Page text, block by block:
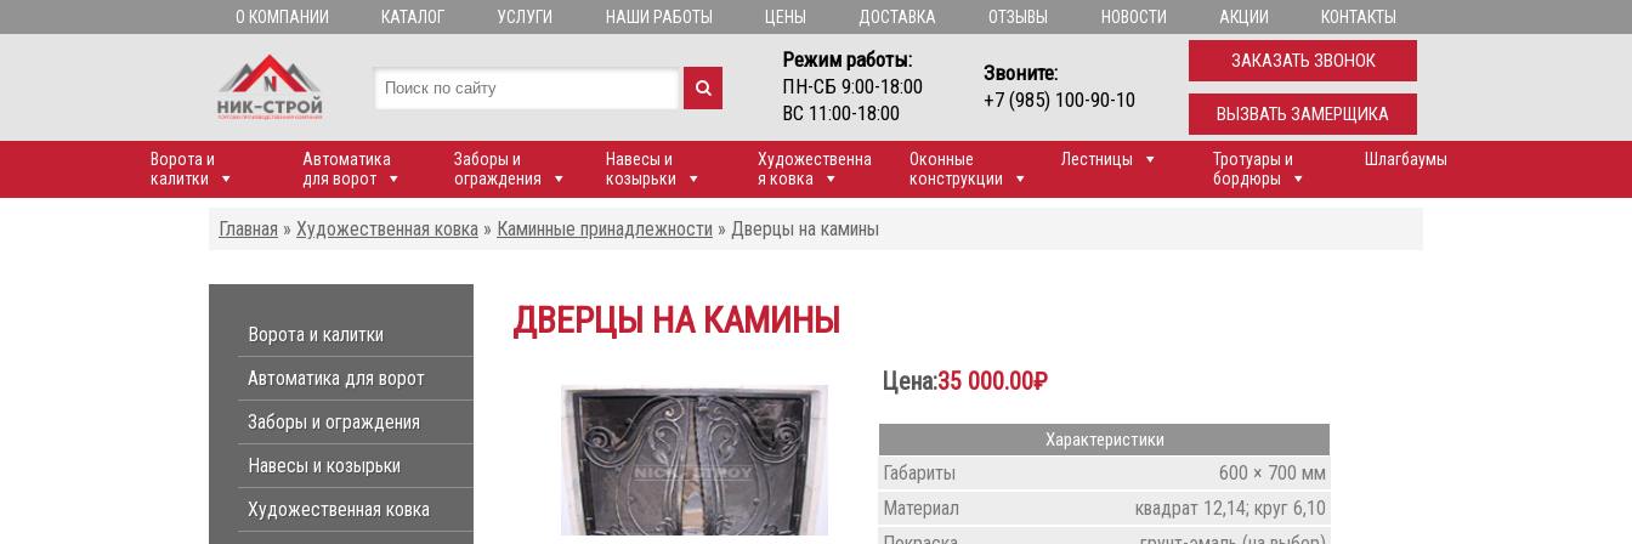
О КОМПАНИИ КАТАЛОГ УСЛУГИ НАШИ РАБОТЫ ЦЕНЫ ДОСТАВКА ОТЗЫВЫ НОВОСТИ АКЦИИ КОНТАКТЫ
Режим работы:
ПН-СБ 9:00-18:00
ВС 11:00-18:00
Звоните:
+7 (985) 100-90-10
ЗАКАЗАТЬ ЗВОНОК
ВЫЗВАТЬ ЗАМЕРЩИКА
Ворота и
калитки
Автоматика
для ворот
Заборы и
ограждения
Навесы и
козырьки
Художественна
я ковка
Оконные
конструкции
Лестницы
Тротуары и
бордюры
Шлагбаумы
Главная » Художественная ковка » Каминные принадлежности » Дверцы на камины
Ворота и калитки
Автоматика для ворот
Заборы и ограждения
Навесы и козырьки
Художественная ковка
ДВЕРЦЫ НА КАМИНЫ
Цена:35 000.00₽
Характеристики
Габариты
600 × 700 мм
Материал
квадрат 12,14; круг 6,10